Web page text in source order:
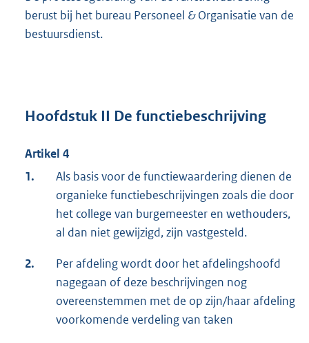
berust bij het bureau Personeel &Organisatie van de
bestuursdienst.
Hoofdstuk II De functiebeschrijving
Artikel 4
1.
Als basis voor de functiewaardering dienen de
organieke functiebeschrijvingen zoals die door
het college van burgemeester en wethouders,
al dan niet gewijzigd, zijn vastgesteld.
2.
Per afdeling wordt door het afdelingshoofd
nagegaan of deze beschrijvingen nog
overeenstemmen met de op zijn/haar afdeling
voorkomende verdeling van taken